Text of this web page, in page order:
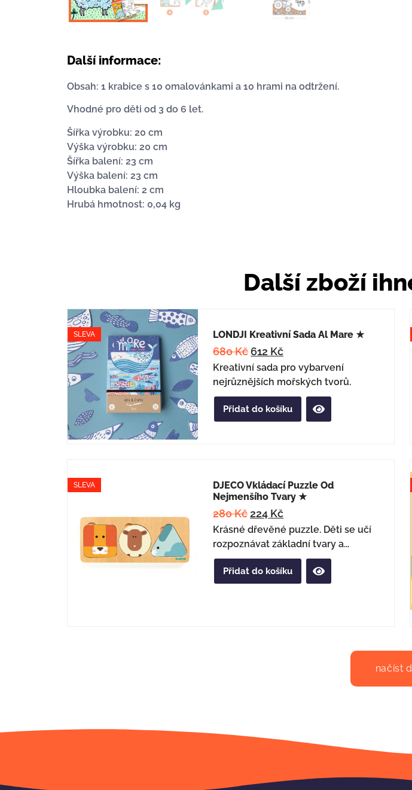
Další informace:
Obsah: 1 krabice s 10 omalovánkami a 10 hrami na odtržení.
Vhodné pro děti od 3 do 6 let.
Šířka výrobku: 20 cm
Výška výrobku: 20 cm
Šířka balení: 23 cm
Výška balení: 23 cm
Hloubka balení: 2 cm
Hrubá hmotnost: 0,04 kg
Další zboží
SLEVA LONDJI Kreativní Sada Al Mare ★
680Kč 612 Kč
Kreativní sada pro vybarvení
nejrůznějších mořských tvorů.
Přidat do košíku
SLEVA
DJECO Vkládací Puzzle Od
Nejmenšího Tvary ★
280Kč224 Kč
Krásné dřevěné puzzle. Děti se učí
rozpoznávat základní tvary a...
Přidat do košíku
načíst